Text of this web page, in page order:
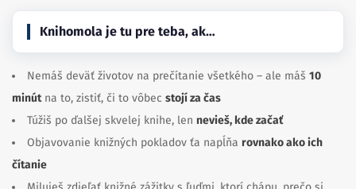
Knihomola je tu pre teba, ak…
Nemáš deväť životov na prečítanie všetkého – ale máš 10
minútna to, zistiť, či to vôbec stojí za čas
Túžiš po ďalšej skvelej knihe, len nevieš, kde začať
Objavovanie knižných pokladov ťa napĺňa rovnako ako ich
čítanie